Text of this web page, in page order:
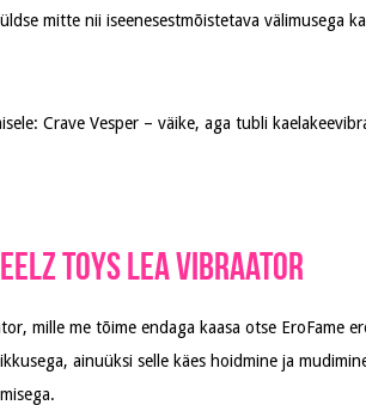
mitte nii iseenesestmõistetava välimusega
Crave Vesper – väike, aga tubli
Toys Lea vibraator
mille me tõime endaga kaasa otse EroFame
ainuüksi selle käes hoidmine ja